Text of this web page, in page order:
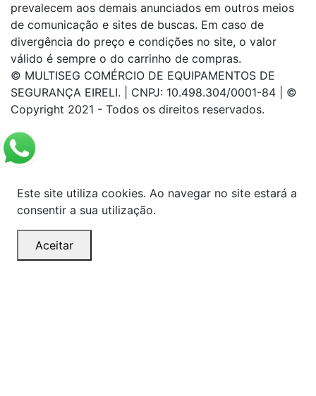
prevalecem aos demais anunciados em outros meios
de comunicação e sites de buscas. Em caso de
divergência do preço e condições no site, o valor
válido é sempre o do carrinho de compras.
© MULTISEG COMÉRCIO DE EQUIPAMENTOS DE
SEGURANÇA EIRELI. | CNPJ: 10.498.304/0001-84 | ©
Copyright 2021 - Todos os direitos reservados.
Este site utiliza cookies. Ao navegar no site estará a
consentir a sua utilização.
Aceitar